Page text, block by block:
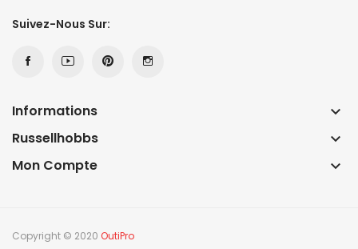
Suivez-Nous Sur:
Informations keyboard_arrow_down
Russellhobbs keyboard_arrow_down
Mon Compte keyboard_arrow_down
Copyright © 2020 OutiPro